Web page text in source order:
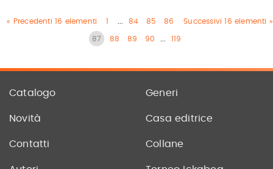
« Precedenti 16 elementi Successivi 16 elementi »
1 84 85 86
87 88 89 90 119
Catalogo Generi
Novità Casa editrice
Contatti Collane